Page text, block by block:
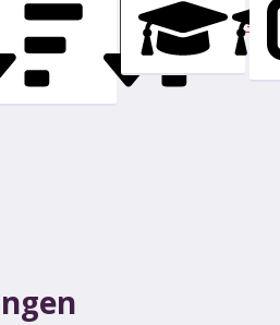
Inledning